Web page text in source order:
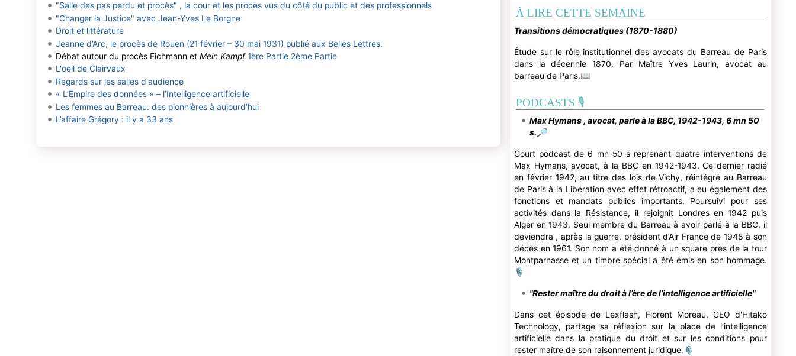
"Salle des pas perdu et procès" , la cour et les procès vus du côté du public et des professionnels
"Changer la Justice" avec Jean-Yves Le Borgne
Droit et littérature
Jeanne d’Arc, le procès de Rouen (21 février – 30 mai 1931) publié aux Belles Lettres.
Débat autour du procès Eichmann etMein Kampf 1ère Partie 2ème Partie
L'oeil de Clairvaux
Regards sur les salles d'audience
« L’Empire des données » – l’Intelligence artificielle
Les femmes au Barreau: des pionnières à aujourd’hui
L’affaire Grégory : il y a 33 ans
À LIRE CETTE SEMAINE
Transitions démocratiques (1870-1880)
Étude sur le rôle institutionnel des avocats du Barreau de Paris
dans la décennie 1870. Par Maître Yves Laurin, avocat au
barreau de Paris.📖
PODCASTS 🎙
Max Hymans , avocat, parle à la BBC, 1942-1943, 6 mn 50
s.🔎
Court podcast de 6 mn 50 s reprenant quatre interventions de
Max Hymans, avocat, à la BBC en 1942-1943. Ce dernier radié
en février 1942, au titre des lois de Vichy, réintégré au Barreau
de Paris à la Libération avec effet rétroactif, a eu également des
fonctions et mandats publics importants. Poursuivi pour ses
activités dans la Résistance, il rejoignit Londres en 1942 puis
Alger en 1943. Seul membre du Barreau à avoir parlé à la BBC, il
deviendra , après la guerre, président d’Air France de 1948 à son
décès en 1961. Son nom a été donné à un square près de la tour
Montparnasse et un timbre spécial a été émis en son hommage.
🎙
"Rester maître du droit à l’ère de l’intelligence artificielle"
Dans cet épisode de Lexflash, Florent Moreau, CEO d'Hitako
Technology, partage sa réflexion sur la place de l’intelligence
artificielle dans la pratique du droit et sur les conditions pour
rester maître de son raisonnement juridique. 🎙